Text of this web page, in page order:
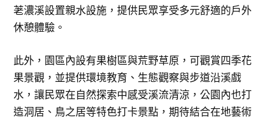
荖濃溪設置親水設施，提供民眾享受多元舒適的戶外
休憩體驗。
此外，園區內設有果樹區與荒野草原，可觀賞四季花
果景觀，並提供環境教育、生態觀察與步道沿溪戲
水，讓民眾在自然探索中感受溪流清涼，公園內也打
造洞居、鳥之居等特色打卡景點，期待結合在地藝術